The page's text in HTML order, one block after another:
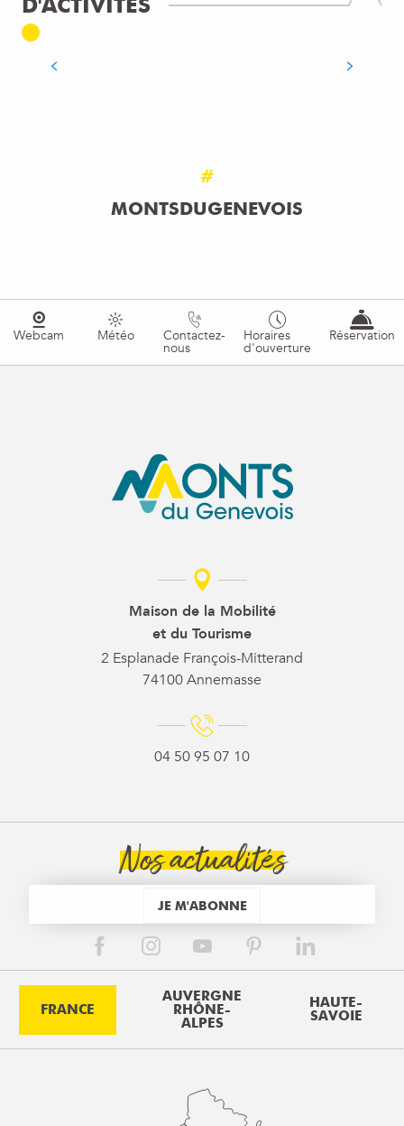
#
MONTSDUGENEVOIS
Webcam Météo Contactez-
nous
Horaires
d'ouverture
Réservation
Maison de la Mobilité
et du Tourisme
2 Esplanade François-Mitterand
74100 Annemasse
04 50 95 07 10
Nos actualités
JE M'ABONNE
FRANCE
AUVERGNE
RHÔNE-
ALPES
HAUTE-
SAVOIE